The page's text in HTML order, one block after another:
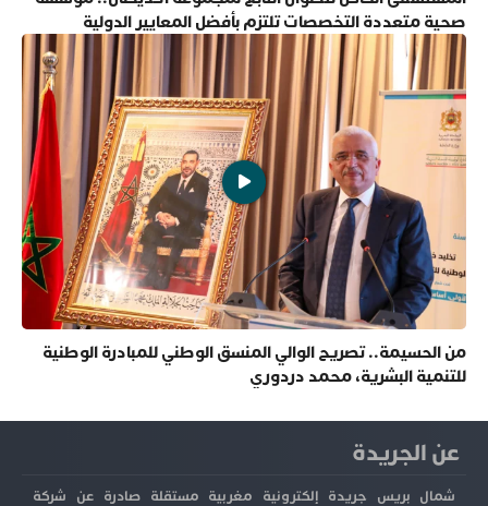
صحية متعددة التخصصات تلتزم بأفضل المعايير الدولية
من الحسيمة.. تصريح الوالي المنسق الوطني للمبادرة الوطنية
للتنمية البشرية، محمد دردوري
عن الجريدة
شمال بريس جريدة إلكترونية مغربية مستقلة صادرة عن شركة